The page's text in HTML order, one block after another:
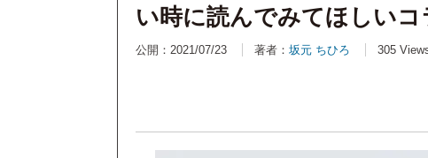
い時に読んでみてほしいコ
公開：2021/07/23 著者： 坂元 ちひろ 305